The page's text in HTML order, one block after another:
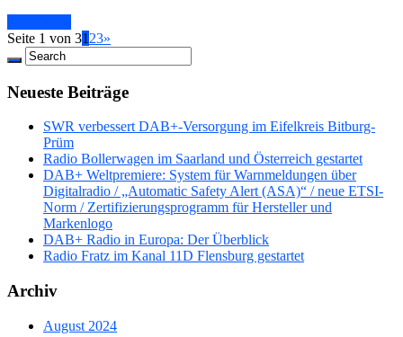
Seite 1 von 31 23»
Neueste Beiträge
SWR verbessert DAB+-Versorgung im Eifelkreis Bitburg-
Prüm
Radio Bollerwagen im Saarland und Österreich gestartet
DAB+ Weltpremiere: System für Warnmeldungen über
Digitalradio / „Automatic Safety Alert (ASA)“ / neue ETSI-
Norm / Zertifizierungsprogramm für Hersteller und
Markenlogo
DAB+ Radio in Europa: Der Überblick
Radio Fratz im Kanal 11D Flensburg gestartet
Archiv
August 2024